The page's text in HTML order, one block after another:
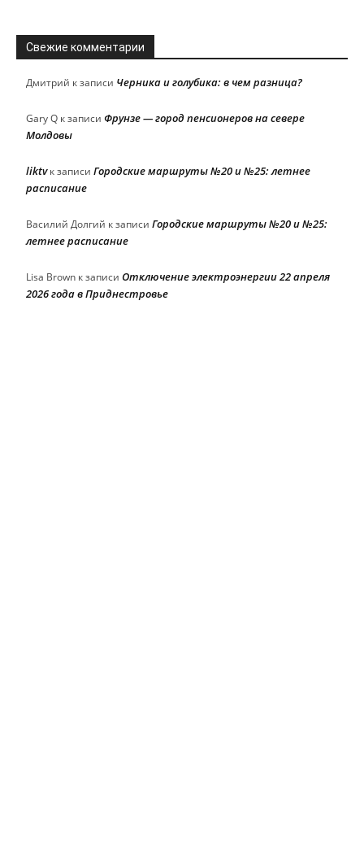
Свежие комментарии
Дмитрий к записи Черника и голубика: в чем разница?
Gary Q к записи Фрунзе — город пенсионеров на севере
Молдовы
liktvк записи Городские маршруты №20 и №25: летнее
расписание
Василий Долгий к записи Городские маршруты №20 и №25:
летнее расписание
Lisa Brown к записи Отключение электроэнергии 22 апреля
2026 года в Приднестровье